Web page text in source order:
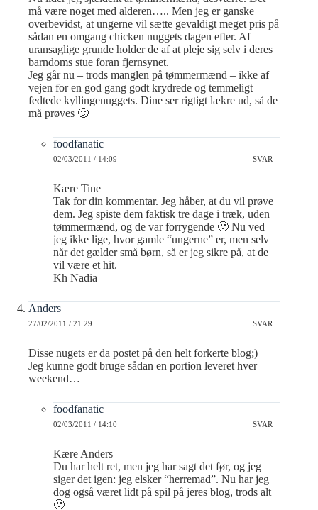
må være noget med alderen….. Men jeg er ganske
overbevidst, at ungerne vil sætte gevaldigt meget pris på
sådan en omgang chicken nuggets dagen efter. Af
uransaglige grunde holder de af at pleje sig selv i deres
barndoms stue foran fjernsynet.
Jeg går nu – trods manglen på tømmermænd – ikke af
vejen for en god gang godt krydrede og temmeligt
fedtede kyllingenuggets. Dine ser rigtigt lækre ud, så de
må prøves 🙂
foodfanatic
02/03/2011 / 14:09 SVAR
Kære Tine
Tak for din kommentar. Jeg håber, at du vil prøve
dem. Jeg spiste dem faktisk tre dage i træk, uden
tømmermænd, og de var forrygende 🙂 Nu ved
jeg ikke lige, hvor gamle “ungerne” er, men selv
når det gælder små børn, så er jeg sikre på, at de
vil være et hit.
Kh Nadia
Anders
27/02/2011 / 21:29 SVAR
Disse nugets er da postet på den helt forkerte blog;)
Jeg kunne godt bruge sådan en portion leveret hver
weekend…
foodfanatic
02/03/2011 / 14:10 SVAR
Kære Anders
Du har helt ret, men jeg har sagt det før, og jeg
siger det igen: jeg elsker “herremad”. Nu har jeg
dog også været lidt på spil på jeres blog, trods alt
🙂